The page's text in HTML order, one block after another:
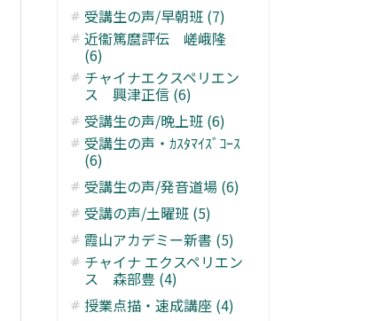
受講生の声/早朝班 (7)
近衞篤麿評伝 嵯峨隆
(6)
チャイナエクスペリエン
ス 興津正信 (6)
受講生の声/晩上班 (6)
受講生の声・ｶｽﾀﾏｲｽﾞｺｰｽ
(6)
受講生の声/発音道場 (6)
受講の声/土曜班 (5)
霞山アカデミー新書 (5)
チャイナ エクスペリエン
ス 森部豊 (4)
授業点描・速成講座 (4)